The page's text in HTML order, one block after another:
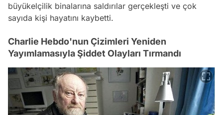
büyükelçilik binalarına saldırılar gerçekleşti ve çok
sayıda kişi hayatını kaybetti.
Charlie Hebdo'nun Çizimleri Yeniden
Yayımlamasıyla Şiddet Olayları Tırmandı